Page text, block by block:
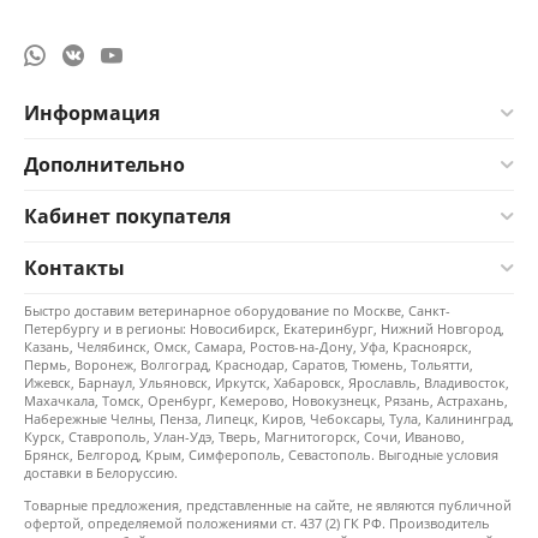
Информация
Дополнительно
Кабинет покупателя
Контакты
Быстро доставим ветеринарное оборудование по Москве, Санкт-
Петербургу и в регионы: Новосибирск, Екатеринбург, Нижний Новгород,
Казань, Челябинск, Омск, Самара, Ростов-на-Дону, Уфа, Красноярск,
Пермь, Воронеж, Волгоград, Краснодар, Саратов, Тюмень, Тольятти,
Ижевск, Барнаул, Ульяновск, Иркутск, Хабаровск, Ярославль, Владивосток,
Махачкала, Томск, Оренбург, Кемерово, Новокузнецк, Рязань, Астрахань,
Набережные Челны, Пенза, Липецк, Киров, Чебоксары, Тула, Калининград,
Курск, Ставрополь, Улан-Удэ, Тверь, Магнитогорск, Сочи, Иваново,
Брянск, Белгород, Крым, Симферополь, Севастополь. Выгодные условия
доставки в Белоруссию.
Товарные предложения, представленные на сайте, не являются публичной
офертой, определяемой положениями ст. 437 (2) ГК РФ. Производитель